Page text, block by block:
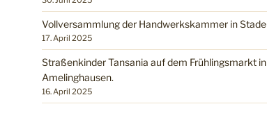
Vollversammlung der Handwerkskammer in Stade
17. April 2025
Straßenkinder Tansania auf dem Frühlingsmarkt in
Amelinghausen.
16. April 2025